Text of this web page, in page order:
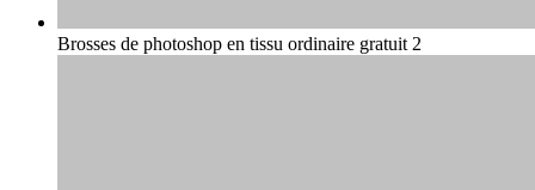
Brosses de photoshop en tissu ordinaire gratuit 2